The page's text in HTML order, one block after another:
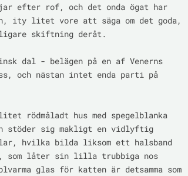
efter rof, och det onda ögat har
ity litet vore att säga om det goda,
skiftning deråt.
dal - belägen på en af Venerns
och nästan intet enda parti på
rödmåladt hus med spegelblanka
stöder sig makligt en vidlyftig
hvilka bilda liksom ett halsband
som låter sin lilla trubbiga nos
glas för katten är detsamma som